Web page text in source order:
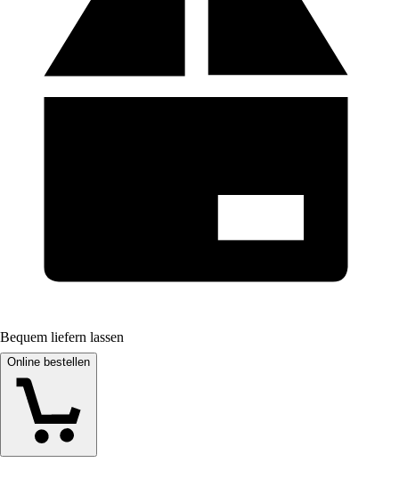
Bequem liefern lassen
Online bestellen